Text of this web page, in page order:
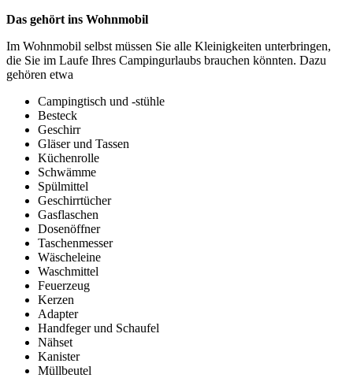
Das gehört ins Wohnmobil
Im Wohnmobil selbst müssen Sie alle Kleinigkeiten unterbringen,
die Sie im Laufe Ihres Campingurlaubs brauchen könnten. Dazu
gehören etwa
Campingtisch und -stühle
Besteck
Geschirr
Gläser und Tassen
Küchenrolle
Schwämme
Spülmittel
Geschirrtücher
Gasflaschen
Dosenöffner
Taschenmesser
Wäscheleine
Waschmittel
Feuerzeug
Kerzen
Adapter
Handfeger und Schaufel
Nähset
Kanister
Müllbeutel